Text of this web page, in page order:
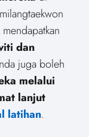
dan
juga boleh
melalui
lanjut
latihan.